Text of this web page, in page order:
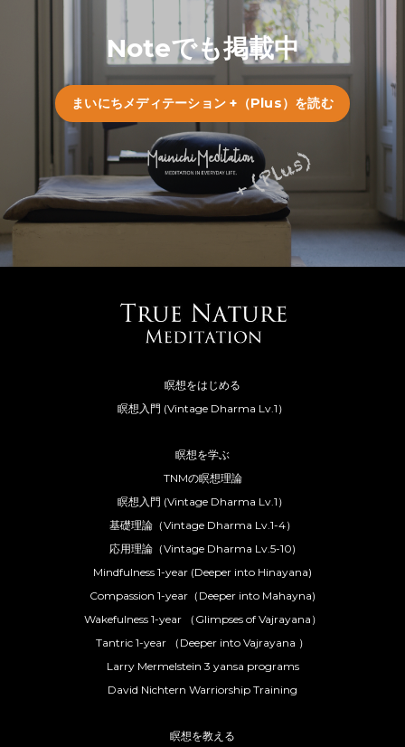
Noteでも掲載中
まいにちメディテーション +（Plus）を読む
瞑想をはじめる
瞑想入門 (Vintage Dharma Lv.1）
瞑想を学ぶ
TNMの瞑想理論
瞑想入門 (Vintage Dharma Lv.1）
基礎理論（Vintage Dharma Lv.1-4）
応用理論（Vintage Dharma Lv.5-10)
Mindfulness 1-year (Deeper into Hinayana)
Compassion 1-year（Deeper into Mahayna)
Wakefulness 1-year （Glimpses of Vajrayana）
Tantric 1-year （Deeper into Vajrayana ）
Larry Mermelstein 3 yansa programs
David Nichtern Warriorship Training
瞑想を教える